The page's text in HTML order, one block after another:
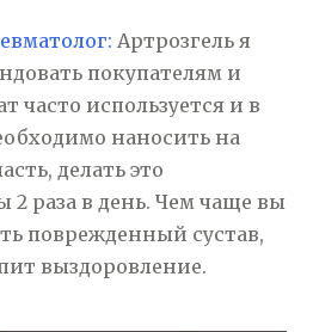
Артрозгель я
покупателям и
часто используется и в
наносить на
делать это
2 раза в день. Чем чаще вы
поврежденный сустав,
выздоровление.